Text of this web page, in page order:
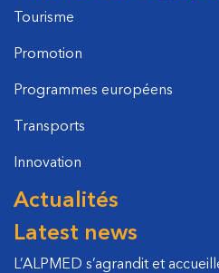
Tourisme
Promotion
Programmes européens
Transports
Innovation
Actualités
Latest news
L’ALPMED s’agrandit et